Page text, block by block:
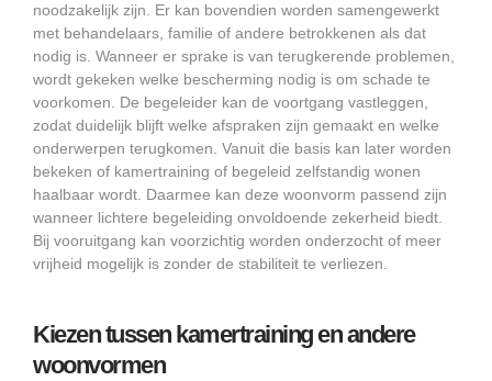
noodzakelijk zijn. Er kan bovendien worden samengewerkt
met behandelaars, familie of andere betrokkenen als dat
nodig is. Wanneer er sprake is van terugkerende problemen,
wordt gekeken welke bescherming nodig is om schade te
voorkomen. De begeleider kan de voortgang vastleggen,
zodat duidelijk blijft welke afspraken zijn gemaakt en welke
onderwerpen terugkomen. Vanuit die basis kan later worden
bekeken of kamertraining of begeleid zelfstandig wonen
haalbaar wordt. Daarmee kan deze woonvorm passend zijn
wanneer lichtere begeleiding onvoldoende zekerheid biedt.
Bij vooruitgang kan voorzichtig worden onderzocht of meer
vrijheid mogelijk is zonder de stabiliteit te verliezen.
Kiezen tussen kamertraining en andere
woonvormen